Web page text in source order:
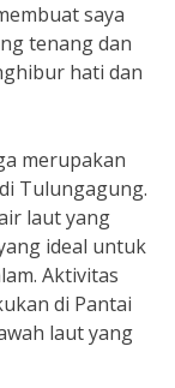
saya
tenang dan
hati dan
merupakan
Tulungagung.
laut yang
ideal untuk
Aktivitas
di Pantai
laut yang